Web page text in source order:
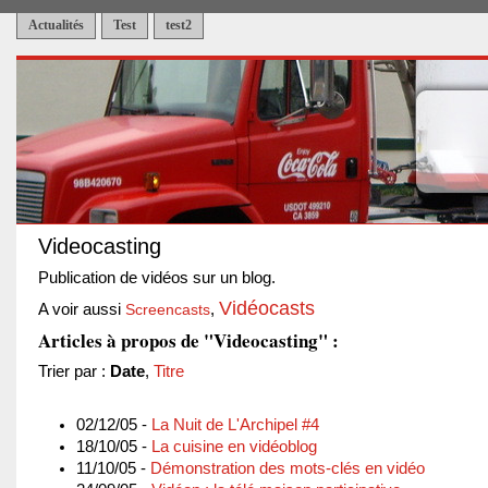
Actualités Test test2
Videocasting
Publication de vidéos sur un blog.
A voir aussi Screencasts, Vidéocasts
Articles à propos de "Videocasting" :
Trier par : Date, Titre
02/12/05 - La Nuit de L'Archipel #4
18/10/05 - La cuisine en vidéoblog
11/10/05 - Démonstration des mots-clés en vidéo